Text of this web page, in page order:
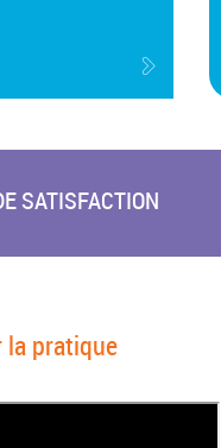
SATISFACTION
la pratique